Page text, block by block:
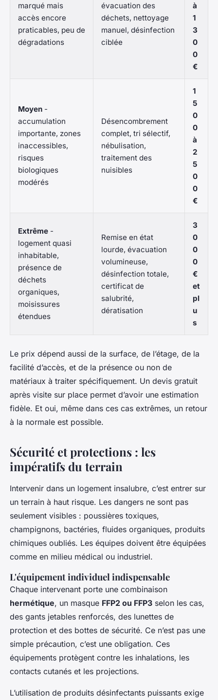
marqué mais
accès encore
praticables, peu de
dégradations
évacuation des
déchets, nettoyage
manuel, désinfection
ciblée
à
1
3
0
0
€
Moyen -
accumulation
importante, zones
inaccessibles,
risques
biologiques
modérés
Désencombrement
complet, tri sélectif,
nébulisation,
traitement des
nuisibles
1
5
0
0
à
2
5
0
0
€
Extrême -
logement quasi
inhabitable,
présence de
déchets
organiques,
moisissures
étendues
Remise en état
lourde, évacuation
volumineuse,
désinfection totale,
certificat de
salubrité,
dératisation
3
0
0
0
€
et
pl
u
s
Le prix dépend aussi de la surface, de l’étage, de la
facilité d’accès, et de la présence ou non de
matériaux à traiter spécifiquement. Un devis gratuit
après visite sur place permet d’avoir une estimation
fidèle. Et oui, même dans ces cas extrêmes, un retour
à la normale est possible.
Sécurité et protections : les
impératifs du terrain
Intervenir dans un logement insalubre, c’est entrer sur
un terrain à haut risque. Les dangers ne sont pas
seulement visibles : poussières toxiques,
champignons, bactéries, fluides organiques, produits
chimiques oubliés. Les équipes doivent être équipées
comme en milieu médical ou industriel.
L'équipement individuel indispensable
Chaque intervenant porte une combinaison
hermétique, un masque FFP2 ou FFP3 selon les cas,
des gants jetables renforcés, des lunettes de
protection et des bottes de sécurité. Ce n’est pas une
simple précaution, c’est une obligation. Ces
équipements protègent contre les inhalations, les
contacts cutanés et les projections.
L’utilisation de produits désinfectants puissants exige